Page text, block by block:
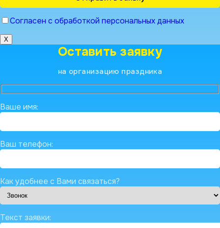
Согласен с обработкой персональных данных
X
Оставить заявку
на организацию праздника
Ваше имя:
Ваш телефон:
Как удобнее с Вами связаться?
Текст заявки: